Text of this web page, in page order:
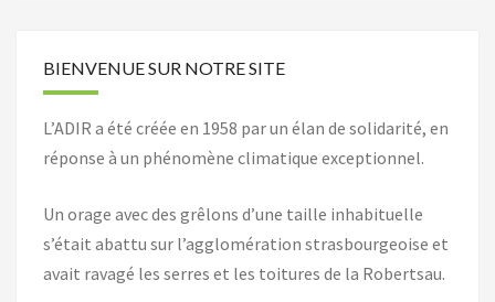
BIENVENUE SUR NOTRE SITE
L’ADIR a été créée en 1958 par un élan de solidarité, en
réponse à un phénomène climatique exceptionnel.
Un orage avec des grêlons d’une taille inhabituelle
s’était abattu sur l’agglomération strasbourgeoise et
avait ravagé les serres et les toitures de la Robertsau.